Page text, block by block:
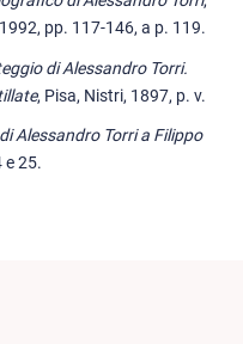
pp. 117-146, a p. 119.
di Alessandro Torri.
, Pisa, Nistri, 1897, p. v.
Alessandro Torri a Filippo
e 25.